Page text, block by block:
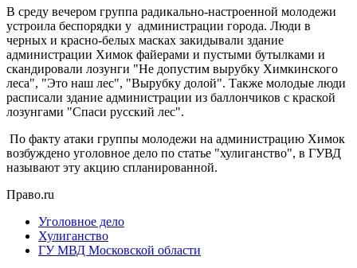
В среду вечером группа радикально-настроенной молодежи
устроила беспорядки у администрации города. Люди в
черных и красно-белых масках закидывали здание
администрации Химок файерами и пустыми бутылками и
скандировали лозунги "Не допустим вырубку Химкинского
леса", "Это наш лес", "Вырубку долой". Также молодые люди
расписали здание администрации из баллончиков с краской
лозунгами "Спаси русский лес".
По факту атаки группы молодежи на администрацию Химок
возбуждено уголовное дело по статье "хулиганство", в ГУВД
называют эту акцию спланированной.
Право.ru
Уголовное дело
Хулиганство
ГУ МВД Московской области